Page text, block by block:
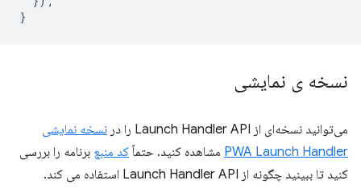
}
نسخه ی نمایشی
می‌توانید نسخه‌ای از Launch Handler API را در
نسخه نمایشی
PWA Launch Handler مشاهده کنید. حتماً کد منبع برنامه را بررسی
کنید تا ببینید چگونه از Launch Handler API استفاده می کند.